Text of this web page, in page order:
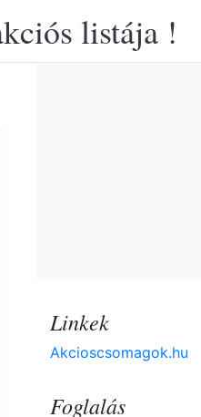
listája !
Linkek
Akcioscsomagok.hu
Foglalás